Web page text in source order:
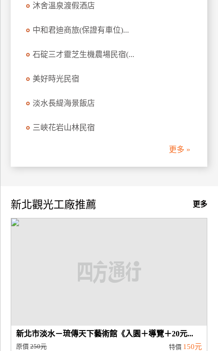
飯
作
計
沐舍溫泉渡假酒店
中和君迪商旅(保證有車位)...
石碇三才靈芝生機農場民宿(...
美好時光民宿
淡水長緹海景飯店
三峽花岩山林民宿
更多 »
更多
新北觀光工廠推薦
新北市淡水－琉傳天下藝術館《入園＋導覽＋20元...
原價250元 特價 150元